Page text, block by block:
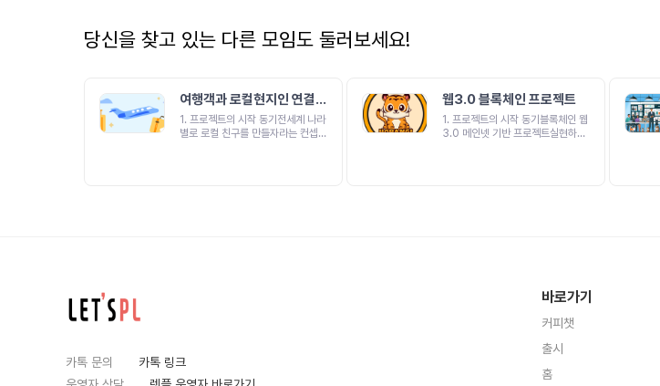
당신을 찾고 있는 다른 모임도 둘러보세요!
여행객과 로컬현지인 연결플
랫폼
1. 프로젝트의 시작 동기전세계 나라
별로 로컬 친구를 만들자라는 컨셉으
1인 여행객입니다2차 타켓은 2인 여
행객입니다2. 회의 진행/모임 방식-
웹3.0 블록체인 프로젝트
1. 프로젝트의 시작 동기블록체인 웹
3.0 메인넷 기반 프로젝트실현하고
되었음추후에는 RWA (실물자산을
했던 블록체인을 활용한 전자장부 및
설립실현가능성제일 처음 1세대 코
인인 아이콘은 ICO가격 50원에서
해외거래소 상장했을때 1만원까지갔
카톡 문의
카톡 링크
바로가기
커피챗
출시
홈